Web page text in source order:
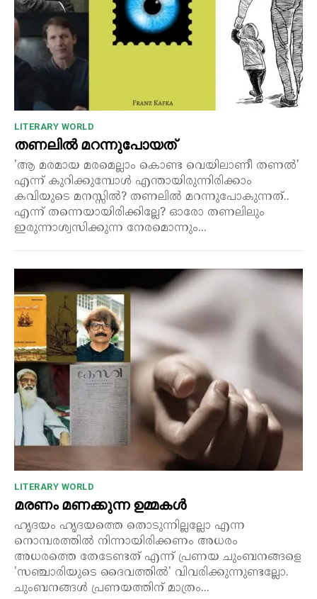
LITERARY WORLD
തണലിൽ മറന്നുപോയത്
'ആ മരമായ മരമെല്ലാം കൊണ്ട വെയിലാണീ തണൽ'
എന്ന് കുറിക്കുമ്പോൾ എന്തായിരുന്നിരിക്കാം
കവിയുടെ മനസ്സിൽ? തണലിൽ മറന്നുപോകുന്നത്..
എന്ന് തന്നെയായിരിക്കില്ലേ? ഓരോ തണലിലും
ഇരുന്നാശ്വസിക്കുന്ന നേരമൊന്നും...
LITERARY WORLD
മരണം മണക്കുന്ന ഉമ്മകൾ
ഹൃദയം ഹൃദയത്തെ തൊടുന്നില്ലല്ലോ എന്ന
നൊമ്പരത്തിൽ നിന്നായിരിക്കണം അധരം
അധരത്തെ തേടേണ്ടത് എന്ന് പ്രണയ ചുംബനങ്ങളെ
'സഞ്ചാരിയുടെ ദൈവത്തിൽ' വിവരിക്കുന്നുണ്ടല്ലോ.
ചുംബനങ്ങൾ പ്രണയത്തിന് മാത്രം...